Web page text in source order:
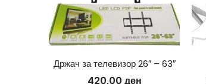
Држач за телевизор 26″ – 63″
420,00 ден